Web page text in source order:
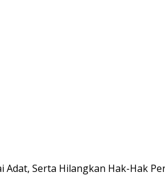
Adat, Serta Hilangkan Hak-Hak